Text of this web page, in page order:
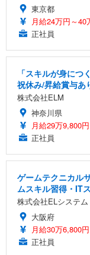
東京都
月給24万円～40
正社員
「スキルが身に
祝休み/昇給賞与あ
株式会社ELM
神奈川県
月給29万9,800
正社員
ゲームテクニカル
ムスキル習得・IT
株式会社ELシステム
大阪府
月給30万6,800
正社員